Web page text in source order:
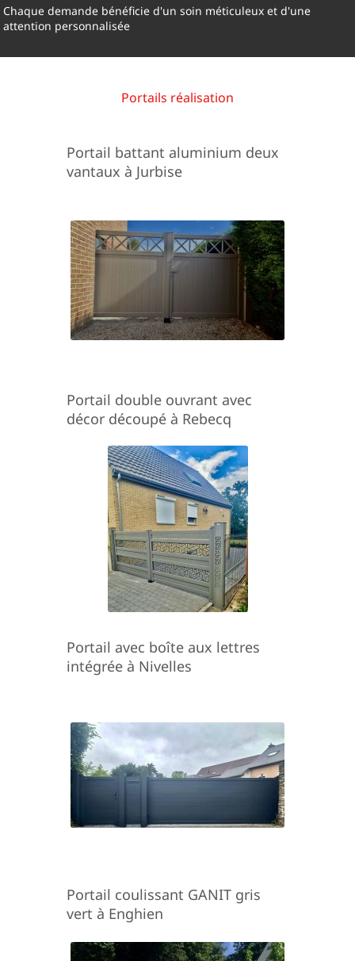
Chaque demande bénéficie d'un soin méticuleux et d'une
attention personnalisée
Portails réalisation
Portail battant aluminium deux
vantaux à Jurbise
Portail double ouvrant avec
décor découpé à Rebecq
Portail avec boîte aux lettres
intégrée à Nivelles
Portail coulissant GANIT gris
vert à Enghien